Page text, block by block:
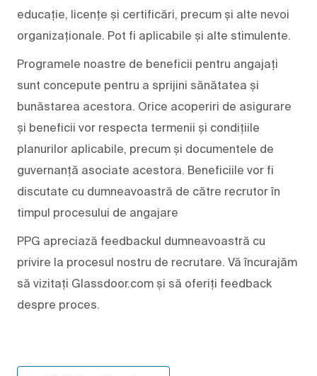
educație, licențe și certificări, precum și alte nevoi
organizaționale. Pot fi aplicabile și alte stimulente.
Programele noastre de beneficii pentru angajați
sunt concepute pentru a sprijini sănătatea și
bunăstarea acestora. Orice acoperiri de asigurare
și beneficii vor respecta termenii și condițiile
planurilor aplicabile, precum și documentele de
guvernanță asociate acestora. Beneficiile vor fi
discutate cu dumneavoastră de către recrutor în
timpul procesului de angajare
PPG apreciază feedbackul dumneavoastră cu
privire la procesul nostru de recrutare. Vă încurajăm
să vizitați Glassdoor.com și să oferiți feedback
despre proces.